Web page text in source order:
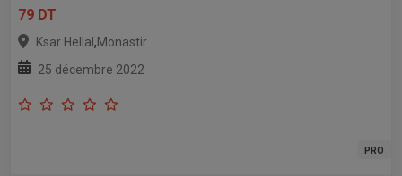
79 DT
Ksar Hellal,Monastir
25 décembre 2022
PRO